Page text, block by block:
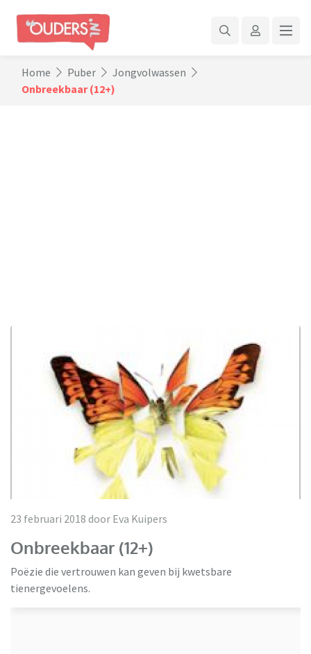
Home Puber
Jongvolwassen
Onbreekbaar (12+)
23 februari 2018 door Eva Kuipers
Onbreekbaar (12+)
Poëzie die vertrouwen kan geven bij kwetsbare
tienergevoelens.